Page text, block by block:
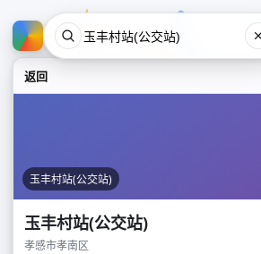
返回
玉丰村站(公交站)
玉丰村站(公交站)
孝感市孝南区